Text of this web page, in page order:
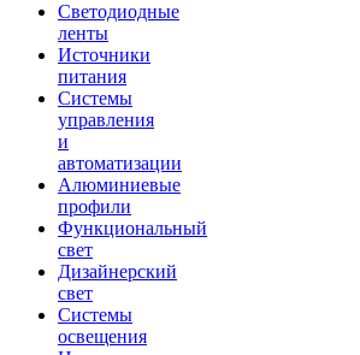
Светодиодные
ленты
Источники
питания
Системы
управления
и
автоматизации
Алюминиевые
профили
Функциональный
свет
Дизайнерский
свет
Системы
освещения